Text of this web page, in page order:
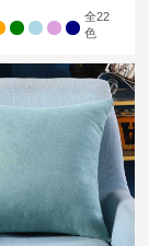
全22
色